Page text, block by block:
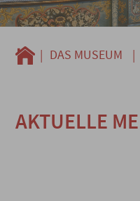
| DAS MUSEUM |
AKTUELLE